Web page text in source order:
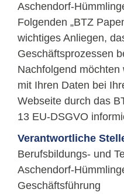
Aschendorf-
Folgenden „BTZ
wichtiges Anliegen,
Geschäftsprozessen
Nachfolgend
mit Ihren Daten bei
Webseite durch das
13 EU-DSGVO
Verantwortliche
Berufsbildungs- und
Aschendorf-
Geschäftsführung